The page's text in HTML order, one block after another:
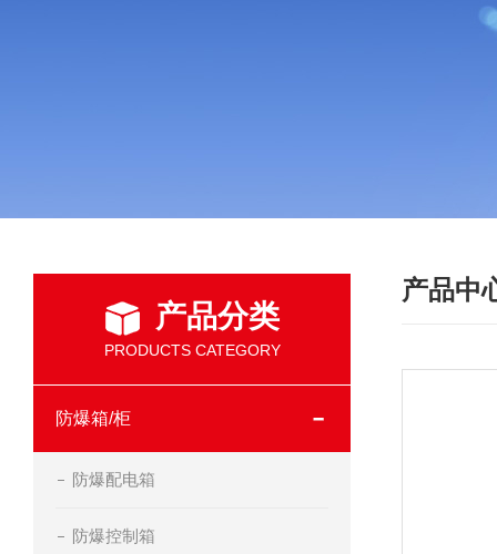
产品分类
PRODUCTS CATEGORY
防爆箱/柜
防爆配电箱
防爆控制箱
产品中